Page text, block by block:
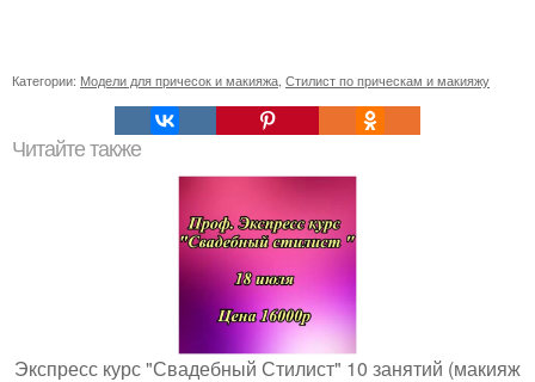
Категории: Модели для причесок и макияжа Стилист по прическам и макияжу
Читайте также
Экспресс курс "Свадебный Стилист" 10 занятий (макияж